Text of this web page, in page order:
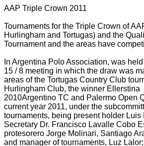
AAP Triple Crown 2011
Tournaments for the Triple Crown of
Hurlingham and Tortugas) and the
Tournament and the areas have
In Argentina Polo Association, was
15 / 8 meeting in which the draw was
areas of the Tortugas Country Club
Hurlingham Club, the winner Ellerstina
2010Argentino TC and Palermo Open
current year 2011, under the
tournaments, being present holder Luis
Secretary Dr. Francisco Lavalle Cobo
protesorero Jorge Molinari, Santiago
and manager of tournaments, Luz